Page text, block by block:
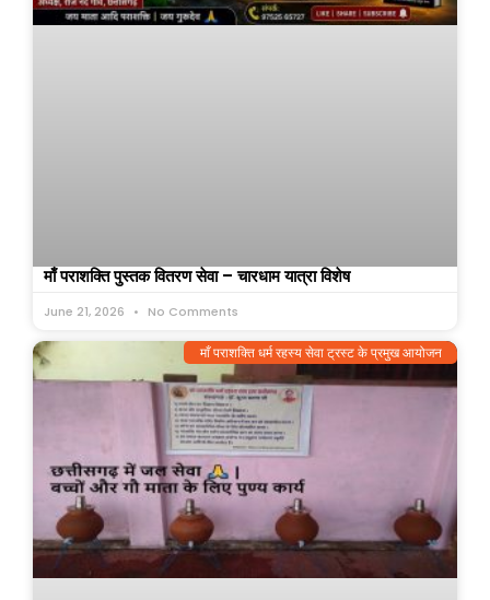
माँ पराशक्ति पुस्तक वितरण सेवा – चारधाम यात्रा विशेष
June 21, 2026 No Comments
माँ पराशक्ति धर्म रहस्य सेवा ट्रस्ट के प्रमुख आयोजन